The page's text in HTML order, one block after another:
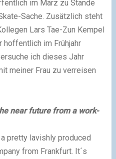
im März zu Stande
Sache. Zusätzlich steht
Lars Tae-Zun Kempel
im Frühjahr
ich dieses Jahr
meiner Frau zu verreisen
near future from a work-
pretty lavishly produced
from Frankfurt. It´s